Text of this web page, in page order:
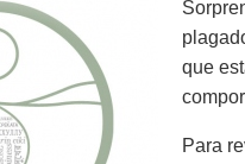
que
Para